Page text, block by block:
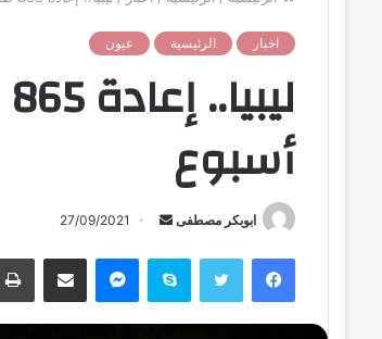
اخبار الرئيسية عيون
أسبوع
ابوبكر مصطفى
أ
ب
27/09/2021
فيسبوك تويتر سكايب ماسنجر مشاركة عبر البريد